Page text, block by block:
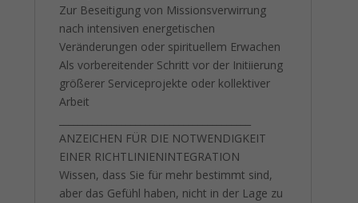
Zur Beseitigung von Missionsverwirrung
nach intensiven energetischen
Veränderungen oder spirituellem Erwachen
Als vorbereitender Schritt vor der Initiierung
größerer Serviceprojekte oder kollektiver
Arbeit
ANZEICHEN FÜR DIE NOTWENDIGKEIT
EINER RICHTLINIENINTEGRATION
Wissen, dass Sie für mehr bestimmt sind,
aber das Gefühl haben, nicht in der Lage zu